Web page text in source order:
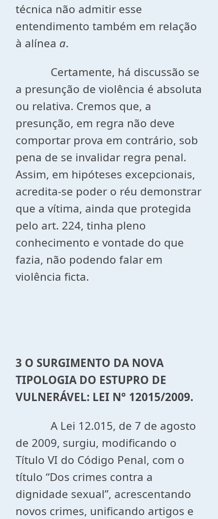
técnica não admitir esse
entendimento também em relação
à alínea a.
Certamente, há discussão se
a presunção de violência é absoluta
ou relativa. Cremos que, a
presunção, em regra não deve
comportar prova em contrário, sob
pena de se invalidar regra penal.
Assim, em hipóteses excepcionais,
acredita-se poder o réu demonstrar
que a vítima, ainda que protegida
pelo art. 224, tinha pleno
conhecimento e vontade do que
fazia, não podendo falar em
violência ficta.
3 O SURGIMENTO DA NOVA
TIPOLOGIA DO ESTUPRO DE
VULNERÁVEL: LEI N° 12015/2009.
A Lei 12.015, de 7 de agosto
de 2009, surgiu, modificando o
Título VI do Código Penal, com o
título “Dos crimes contra a
dignidade sexual”, acrescentando
novos crimes, unificando artigos e